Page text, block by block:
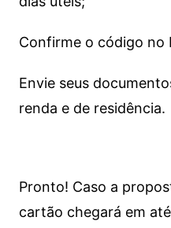
Confirme o código no
Envie seus
renda e de residência.
Pronto! Caso a
cartão chegará em